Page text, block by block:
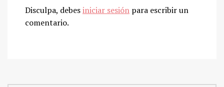
Disculpa, debesiniciar sesión para escribir un
comentario.